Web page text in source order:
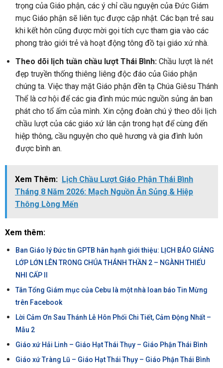
trọng của Giáo phận, các ý chỉ cầu nguyện của Đức Giám
mục Giáo phận sẽ liên tục được cập nhật. Các bạn trẻ sau
khi kết hôn cũng được mời gọi tích cực tham gia vào các
phong trào giới trẻ và hoạt động tông đồ tại giáo xứ nhà.
Theo dõi lịch tuần chầu lượt Thái Bình:Chầu lượt là nét
đẹp truyền thống thiêng liêng độc đáo của Giáo phận
chúng ta. Việc thay mặt Giáo phận đền tạ Chúa Giêsu Thánh
Thể là cơ hội để các gia đình múc múc nguồn sủng ân ban
phát cho tổ ấm của mình. Xin cộng đoàn chú ý theo dõi lịch
chầu lượt của các giáo xứ lân cận trong hạt để cùng đến
hiệp thông, cầu nguyện cho quê hương và gia đình luôn
được bình an.
Xem Thêm: Lịch Chầu Lượt Giáo Phận Thái Bình
Tháng 8 Năm 2026: Mạch Nguồn Ân Sủng & Hiệp
Thông Lòng Mến
Xem thêm:
Ban Giáo lý Đức tin GPTB hân hạnh giới thiệu: LỊCH BÁO GIẢNG
LỚP LỚN LÊN TRONG CHÚA THÁNH THẦN 2 – NGÀNH THIẾU
NHI CẤP II
Tân Tổng Giám mục của Cebu là một nhà loan báo Tin Mừng
trên Facebook
Lời Cảm Ơn Sau Thánh Lễ Hôn Phối Chi Tiết, Cảm Động Nhất –
Mẫu 2
Giáo xứ Hải Linh – Giáo Hạt Thái Thụy – Giáo Phận Thái Bình
Giáo xứ Tràng Lũ – Giáo Hạt Thái Thụy – Giáo Phận Thái Bình